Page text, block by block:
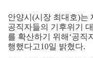
안양시 (시장 최대호)는
공직자들의 기후위기
를 확산하기 위해 ‘공직
행했다고10일 밝혔다.